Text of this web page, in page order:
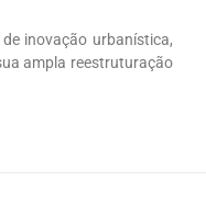
inovação urbanística,
ampla reestruturação